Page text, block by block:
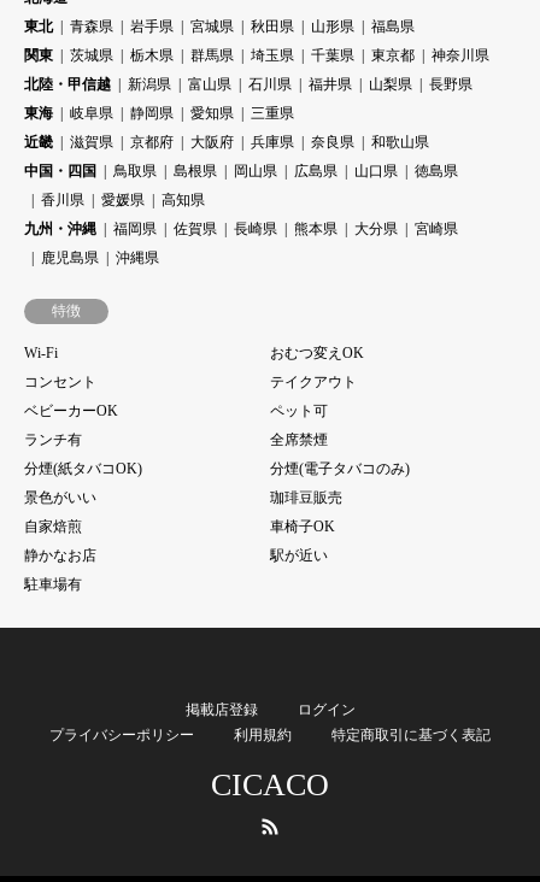
東北
青森県 岩手県 宮城県 秋田県 山形県
福島県
関東
茨城県 栃木県 群馬県 埼玉県 千葉県 東京都
神奈川県
北陸・甲信越
新潟県 富山県 石川県 福井県 山梨県
長野県
東海
岐阜県 静岡県 愛知県
三重県
近畿
滋賀県 京都府 大阪府 兵庫県 奈良県
和歌山県
中国・四国
鳥取県 島根県 岡山県 広島県 山口県
徳島県
香川県
愛媛県
高知県
九州・沖縄
福岡県 佐賀県 長崎県 熊本県 大分県
宮崎県
鹿児島県
沖縄県
特徴
Wi-Fi
おむつ変えOK
コンセント
テイクアウト
ベビーカーOK
ペット可
ランチ有
全席禁煙
分煙(紙タバコOK)
分煙(電子タバコのみ)
景色がいい
珈琲豆販売
自家焙煎
車椅子OK
静かなお店
駅が近い
駐車場有
掲載店登録
ログイン
プライバシーポリシー
利用規約 特定商取引に基づく表記
CICACO